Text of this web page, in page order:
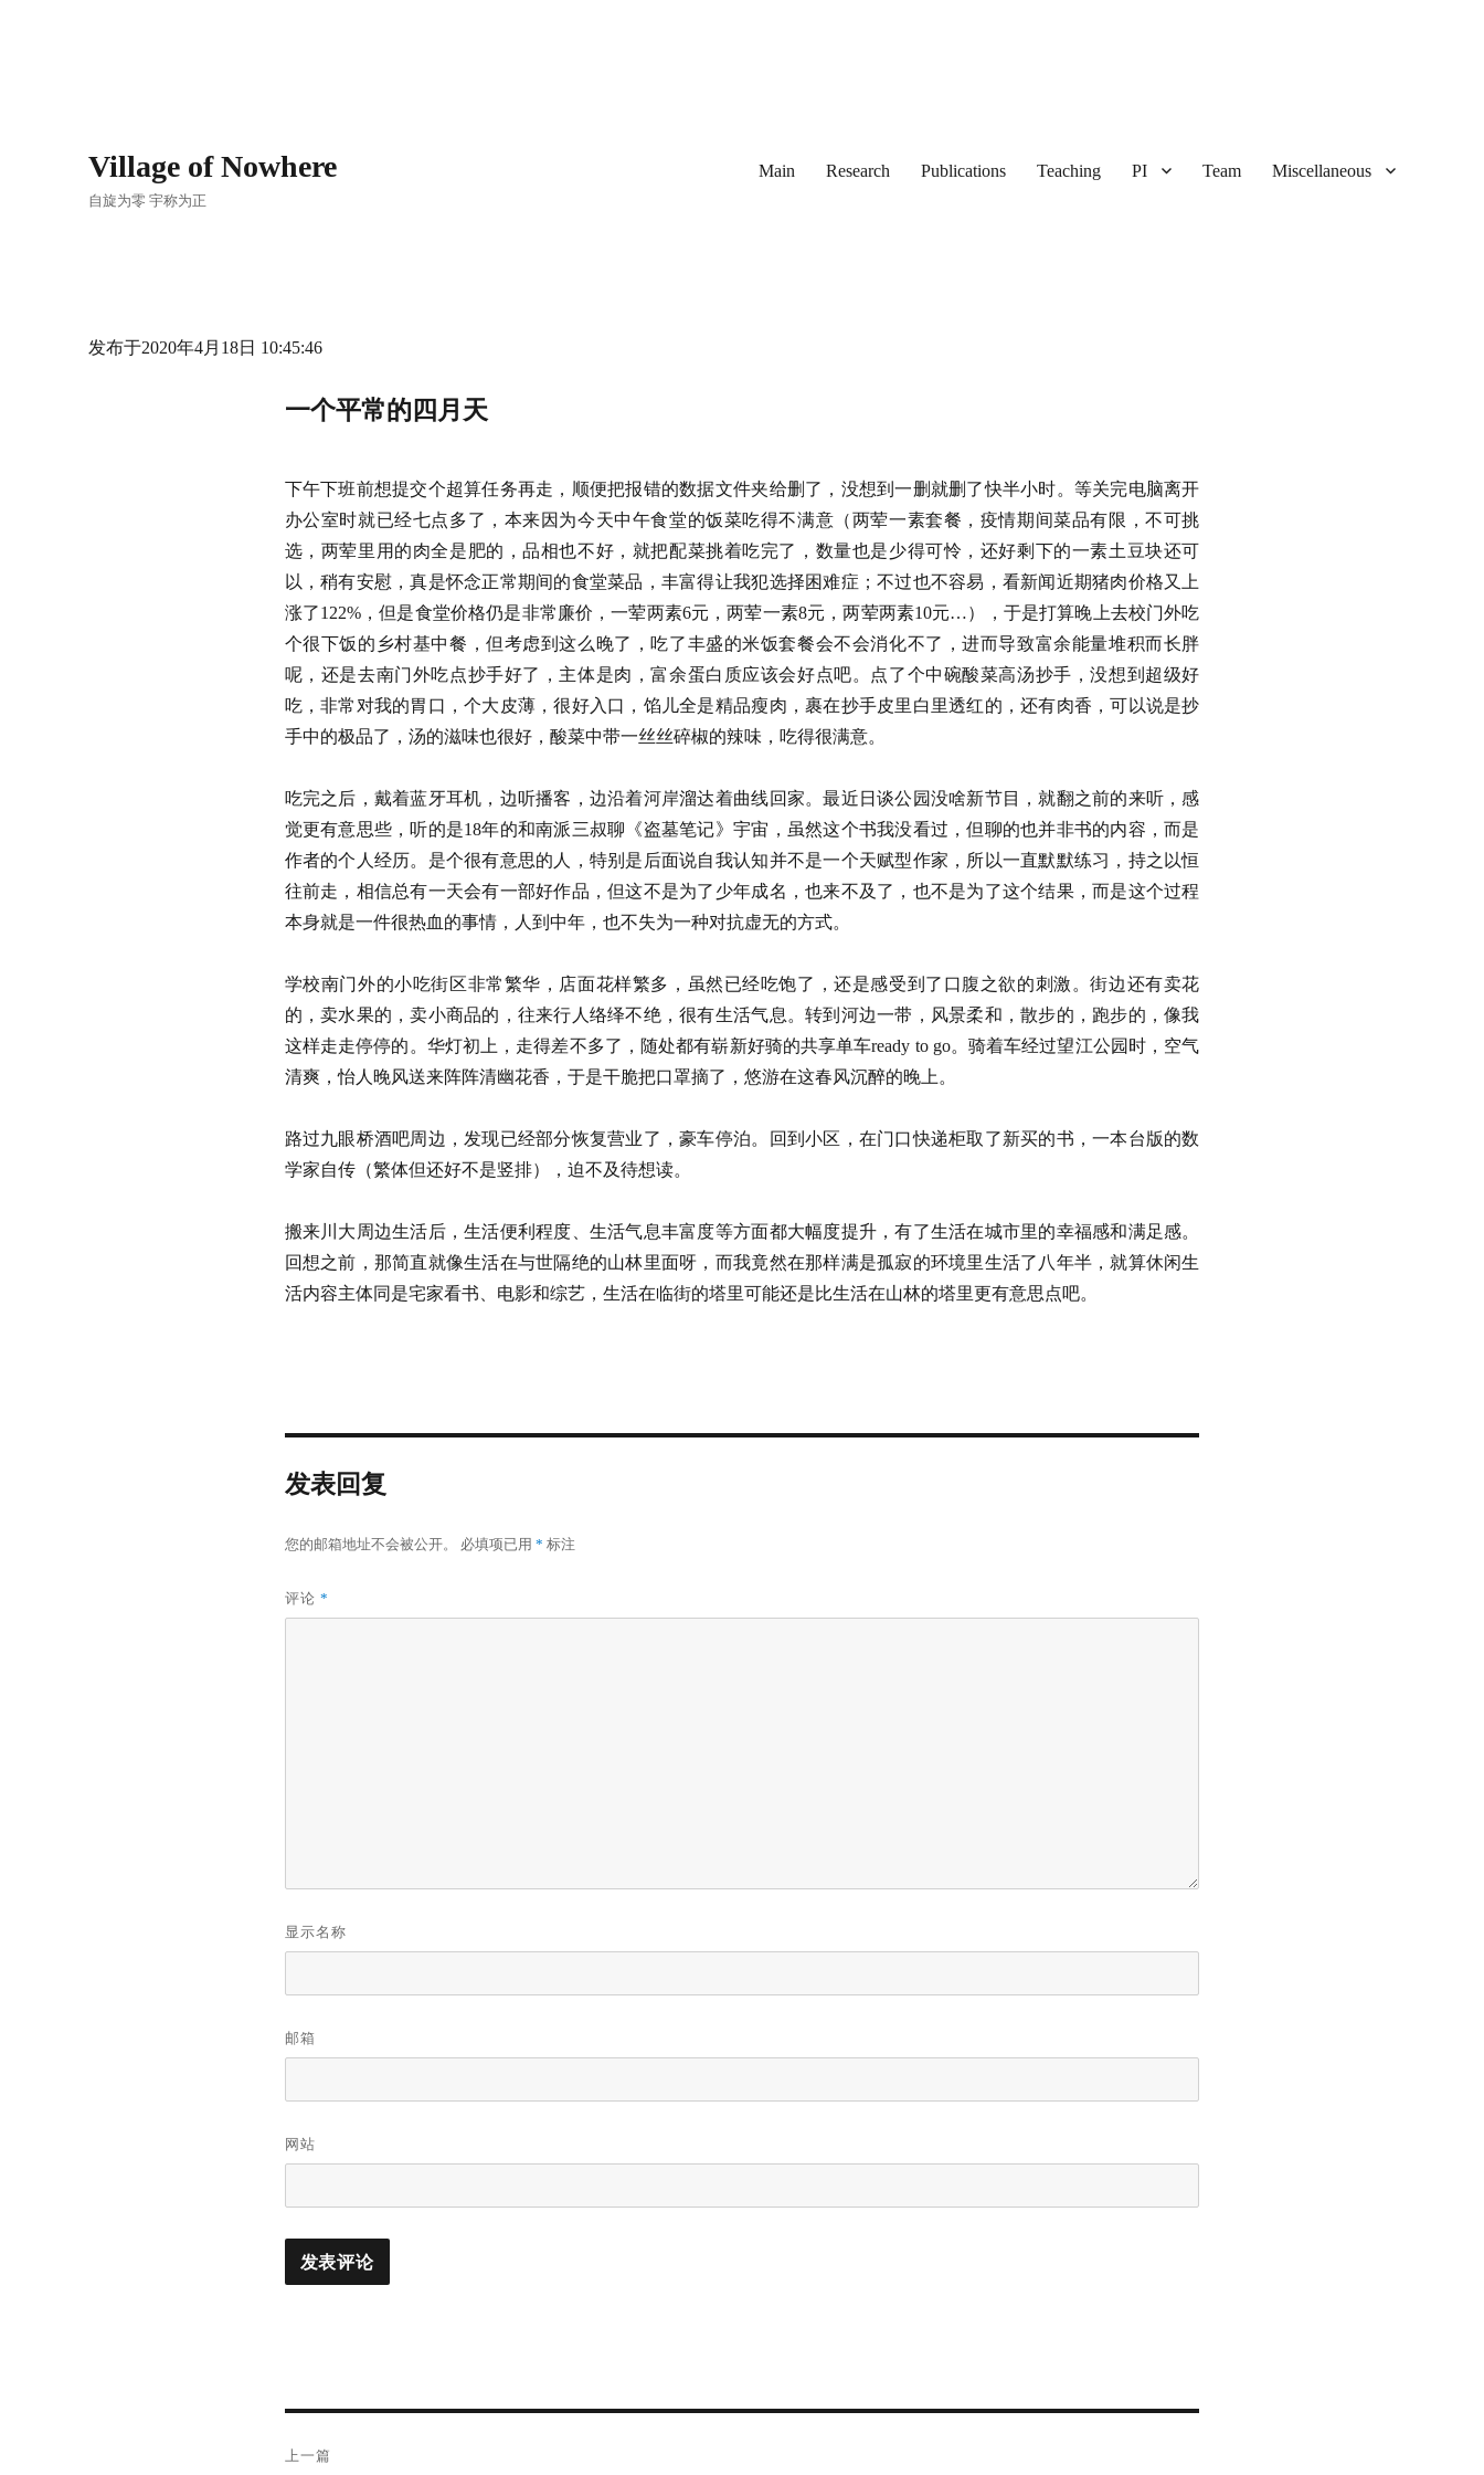
Village of Nowhere
自旋为零 宇称为正
Main Research Publications Teaching PI Team Miscellaneous
发布于2020年4月18日 10:45:46
一个平常的四月天
下午下班前想提交个超算任务再走，顺便把报错的数据文件夹给删了，没想到一删就删了快半小时。等关完电脑离开
办公室时就已经七点多了，本来因为今天中午食堂的饭菜吃得不满意（两荤一素套餐，疫情期间菜品有限，不可挑
选，两荤里用的肉全是肥的，品相也不好，就把配菜挑着吃完了，数量也是少得可怜，还好剩下的一素土豆块还可
以，稍有安慰，真是怀念正常期间的食堂菜品，丰富得让我犯选择困难症；不过也不容易，看新闻近期猪肉价格又上
涨了122%，但是食堂价格仍是非常廉价，一荤两素6元，两荤一素8元，两荤两素10元…），于是打算晚上去校门外吃
个很下饭的乡村基中餐，但考虑到这么晚了，吃了丰盛的米饭套餐会不会消化不了，进而导致富余能量堆积而长胖
呢，还是去南门外吃点抄手好了，主体是肉，富余蛋白质应该会好点吧。点了个中碗酸菜高汤抄手，没想到超级好
吃，非常对我的胃口，个大皮薄，很好入口，馅儿全是精品瘦肉，裹在抄手皮里白里透红的，还有肉香，可以说是抄
手中的极品了，汤的滋味也很好，酸菜中带一丝丝碎椒的辣味，吃得很满意。
吃完之后，戴着蓝牙耳机，边听播客，边沿着河岸溜达着曲线回家。最近日谈公园没啥新节目，就翻之前的来听，感
觉更有意思些，听的是18年的和南派三叔聊《盗墓笔记》宇宙，虽然这个书我没看过，但聊的也并非书的内容，而是
作者的个人经历。是个很有意思的人，特别是后面说自我认知并不是一个天赋型作家，所以一直默默练习，持之以恒
往前走，相信总有一天会有一部好作品，但这不是为了少年成名，也来不及了，也不是为了这个结果，而是这个过程
本身就是一件很热血的事情，人到中年，也不失为一种对抗虚无的方式。
学校南门外的小吃街区非常繁华，店面花样繁多，虽然已经吃饱了，还是感受到了口腹之欲的刺激。街边还有卖花
的，卖水果的，卖小商品的，往来行人络绎不绝，很有生活气息。转到河边一带，风景柔和，散步的，跑步的，像我
这样走走停停的。华灯初上，走得差不多了，随处都有崭新好骑的共享单车ready to go。骑着车经过望江公园时，空气
清爽，怡人晚风送来阵阵清幽花香，于是干脆把口罩摘了，悠游在这春风沉醉的晚上。
路过九眼桥酒吧周边，发现已经部分恢复营业了，豪车停泊。回到小区，在门口快递柜取了新买的书，一本台版的数
学家自传（繁体但还好不是竖排），迫不及待想读。
搬来川大周边生活后，生活便利程度、生活气息丰富度等方面都大幅度提升，有了生活在城市里的幸福感和满足感。
回想之前，那简直就像生活在与世隔绝的山林里面呀，而我竟然在那样满是孤寂的环境里生活了八年半，就算休闲生
活内容主体同是宅家看书、电影和综艺，生活在临街的塔里可能还是比生活在山林的塔里更有意思点吧。
发表回复
您的邮箱地址不会被公开。 必填项已用 * 标注
评论 *
显示名称
邮箱
网站
上一篇